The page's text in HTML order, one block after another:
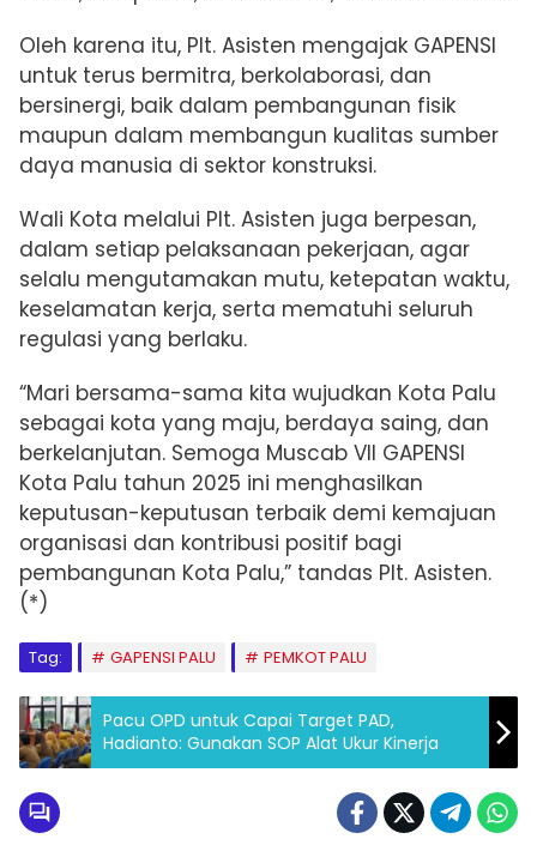
Oleh karena itu, Plt. Asisten mengajak GAPENSI
untuk terus bermitra, berkolaborasi, dan
bersinergi, baik dalam pembangunan fisik
maupun dalam membangun kualitas sumber
daya manusia di sektor konstruksi.
Wali Kota melalui Plt. Asisten juga berpesan,
dalam setiap pelaksanaan pekerjaan, agar
selalu mengutamakan mutu, ketepatan waktu,
keselamatan kerja, serta mematuhi seluruh
regulasi yang berlaku.
“Mari bersama-sama kita wujudkan Kota Palu
sebagai kota yang maju, berdaya saing, dan
berkelanjutan. Semoga Muscab VII GAPENSI
Kota Palu tahun 2025 ini menghasilkan
keputusan-keputusan terbaik demi kemajuan
organisasi dan kontribusi positif bagi
pembangunan Kota Palu,” tandas Plt. Asisten.
(*)
Tag: GAPENSI PALU PEMKOT PALU
Pacu OPD untuk Capai Target PAD,
Hadianto: Gunakan SOP Alat Ukur Kinerja